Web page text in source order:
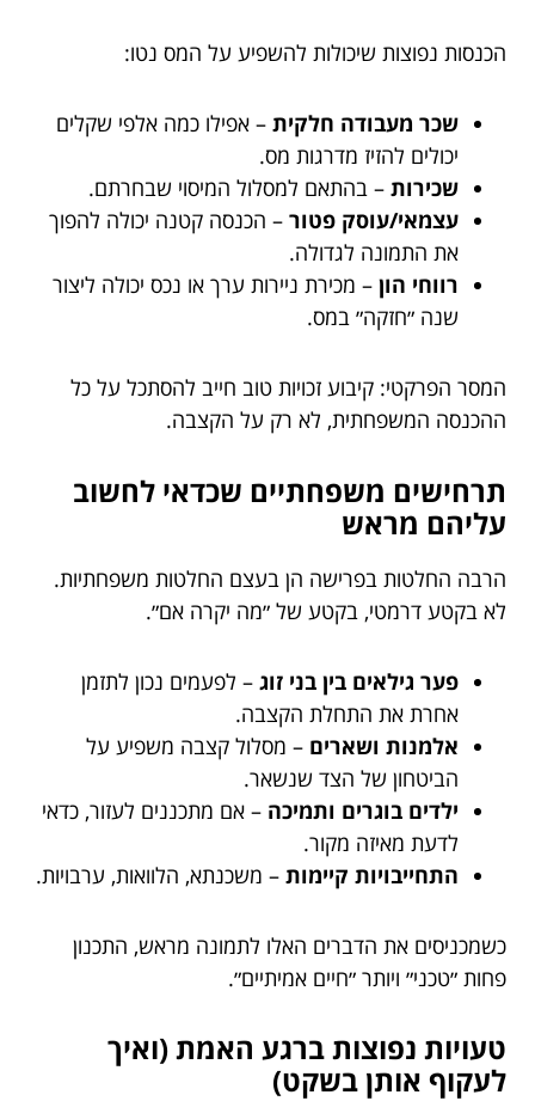
הכנסות נפוצות שיכולות להשפיע על המס נטו:
שכר מעבודה חלקית – אפילו כמה אלפי שקלים
יכולים להזיז מדרגות מס.
שכירות – בהתאם למסלול המיסוי שבחרתם.
עצמאי/עוסק פטור – הכנסה קטנה יכולה להפוך
את התמונה לגדולה.
רווחי הון – מכירת ניירות ערך או נכס יכולה ליצור
שנה ״חזקה״ במס.
המסר הפרקטי: קיבוע זכויות טוב חייב להסתכל על כל
ההכנסה המשפחתית, לא רק על הקצבה.
תרחישים משפחתיים שכדאי לחשוב
עליהם מראש
הרבה החלטות בפרישה הן בעצם החלטות משפחתיות.
לא בקטע דרמטי, בקטע של ״מה יקרה אם״.
פער גילאים בין בני זוג – לפעמים נכון לתזמן
אחרת את התחלת הקצבה.
אלמנות ושארים – מסלול קצבה משפיע על
הביטחון של הצד שנשאר.
ילדים בוגרים ותמיכה – אם מתכננים לעזור, כדאי
לדעת מאיזה מקור.
התחייבויות קיימות – משכנתא, הלוואות, ערבויות.
כשמכניסים את הדברים האלו לתמונה מראש, התכנון
פחות ״טכני״ ויותר ״חיים אמיתיים״.
טעויות נפוצות ברגע האמת (ואיך
לעקוף אותן בשקט)